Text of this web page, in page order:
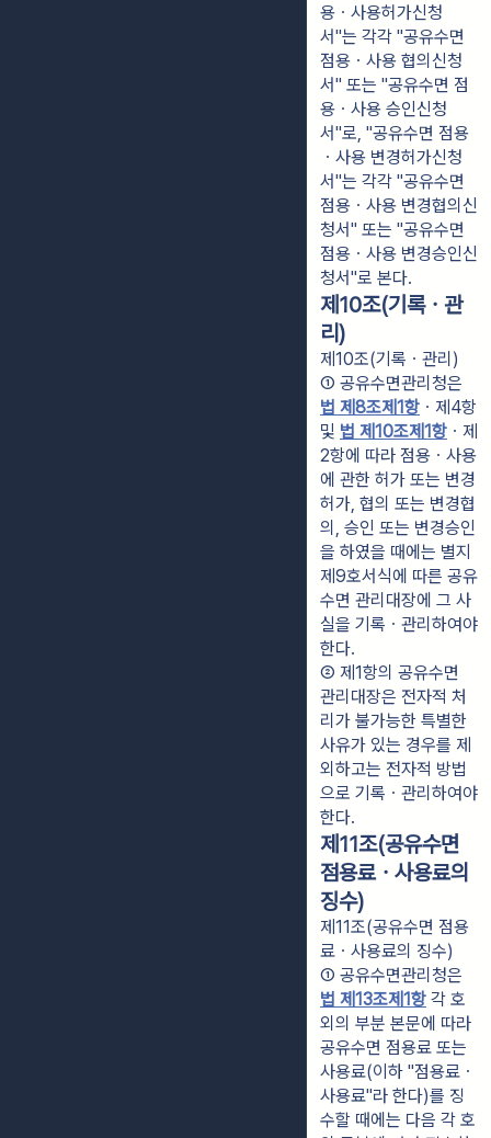
용ㆍ사용허가신청
서"는 각각 "공유수면
점용ㆍ사용 협의신청
서" 또는 "공유수면 점
용ㆍ사용 승인신청
서"로, "공유수면 점용
ㆍ사용 변경허가신청
서"는 각각 "공유수면
점용ㆍ사용 변경협의신
청서" 또는 "공유수면
점용ㆍ사용 변경승인신
청서"로 본다.
제10조(기록ㆍ관
리)
제10조(기록ㆍ관리)
법 제8조제1항 ㆍ제4항
및 법 제10조제1항 ㆍ제
2항에 따라 점용ㆍ사용
에 관한 허가 또는 변경
허가, 협의 또는 변경협
의, 승인 또는 변경승인
을 하였을 때에는 별지
제9호서식에 따른 공유
수면 관리대장에 그 사
실을 기록ㆍ관리하여야
한다.
② 제1항의 공유수면
관리대장은 전자적 처
리가 불가능한 특별한
사유가 있는 경우를 제
외하고는 전자적 방법
으로 기록ㆍ관리하여야
한다.
제11조(공유수면
점용료ㆍ사용료의
징수)
제11조(공유수면 점용
료ㆍ사용료의 징수)
법 제13조제1항 각 호
외의 부분 본문에 따라
공유수면 점용료 또는
사용료(이하 "점용료ㆍ
사용료"라 한다)를 징
수할 때에는 다음 각 호